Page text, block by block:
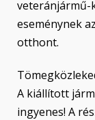
veteránjármű-
eseménynek
otthont.
A kiállított
ingyenes! A